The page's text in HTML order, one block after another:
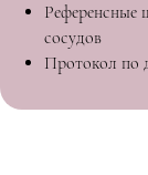
Референсные
сосудов
Протокол по